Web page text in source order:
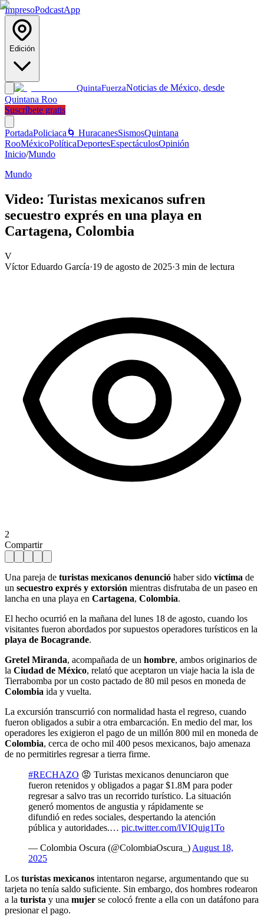
ImpresoPodcastApp
Edición
QuintaFuerzaNoticias de México, desde
Quintana Roo
Suscríbete gratis
PortadaPoliciaca 🌀 HuracanesSismosQuintana
RooMéxicoPolíticaDeportesEspectáculosOpinión
Inicio/Mundo
Mundo
Video: Turistas mexicanos sufren
secuestro exprés en una playa en
Cartagena, Colombia
V
Víctor Eduardo García·19 de agosto de 2025·3 min de lectura
2
Compartir
Una pareja de turistas mexicanos denunció haber sido víctima de
un secuestro exprés y extorsión mientras disfrutaba de un paseo en
lancha en una playa en Cartagena, Colombia.
El hecho ocurrió en la mañana del lunes 18 de agosto, cuando los
visitantes fueron abordados por supuestos operadores turísticos en la
playa de Bocagrande.
Gretel Miranda, acompañada de un hombre, ambos originarios de
la Ciudad de México, relató que aceptaron un viaje hacia la isla de
Tierrabomba por un costo pactado de 80 mil pesos en moneda de
Colombia ida y vuelta.
La excursión transcurrió con normalidad hasta el regreso, cuando
fueron obligados a subir a otra embarcación. En medio del mar, los
operadores les exigieron el pago de un millón 800 mil en moneda de
Colombia, cerca de ocho mil 400 pesos mexicanos, bajo amenaza
de no permitirles regresar a tierra firme.
#RECHAZO 😡 Turistas mexicanos denunciaron que
fueron retenidos y obligados a pagar $1.8M para poder
regresar a salvo tras un recorrido turístico. La situación
generó momentos de angustia y rápidamente se
difundió en redes sociales, despertando la atención
pública y autoridades.… pic.twitter.com/lVIQuig1To
— Colombia Oscura (@ColombiaOscura_) August 18,
2025
Los turistas mexicanos intentaron negarse, argumentando que su
tarjeta no tenía saldo suficiente. Sin embargo, dos hombres rodearon
a la turista y una mujer se colocó frente a ella con un datáfono para
presionar el pago.